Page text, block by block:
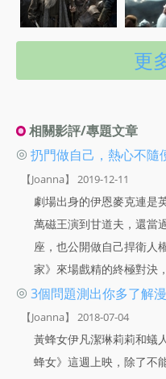
更
相關影評/專題文章
◎ 扔門做自己，熱心不隨
【Joanna】 2019-12-11
劇場出身的伊恩麥克連是
萬磁王演到甘道夫，還當
座，也公開做自己捍衛人
家》來場戲精的終極對決
◎ 3個問題測出你多了解
【Joanna】 2018-07-04
黃蜂女伊凡潔琳莉莉和蟻
蜂女》這週上映，除了不